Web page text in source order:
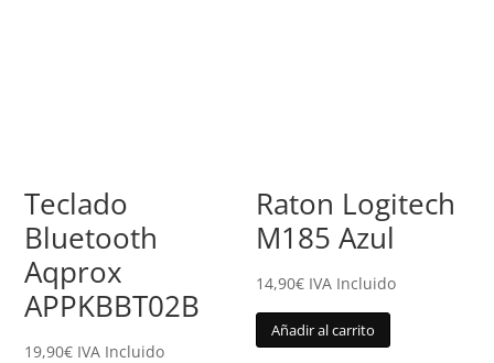
Teclado
Bluetooth
Aqprox
APPKBBT02B
19,90€ IVA Incluido
Raton Logitech
M185 Azul
14,90€ IVA Incluido
Añadir al carrito